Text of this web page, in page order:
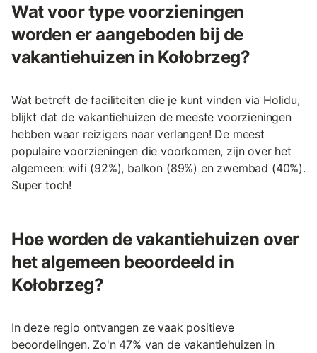
Wat voor type voorzieningen
worden er aangeboden bij de
vakantiehuizen in Kołobrzeg?
Wat betreft de faciliteiten die je kunt vinden via Holidu,
blijkt dat de vakantiehuizen de meeste voorzieningen
hebben waar reizigers naar verlangen! De meest
populaire voorzieningen die voorkomen, zijn over het
algemeen: wifi (92%), balkon (89%) en zwembad (40%).
Super toch!
Hoe worden de vakantiehuizen over
het algemeen beoordeeld in
Kołobrzeg?
In deze regio ontvangen ze vaak positieve
beoordelingen. Zo'n 47% van de vakantiehuizen in